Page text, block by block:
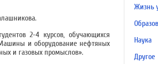
2-4 курсов, обучающихся
и оборудование нефтяных
и газовых промыслов».
Жизнь
Наука
Другое